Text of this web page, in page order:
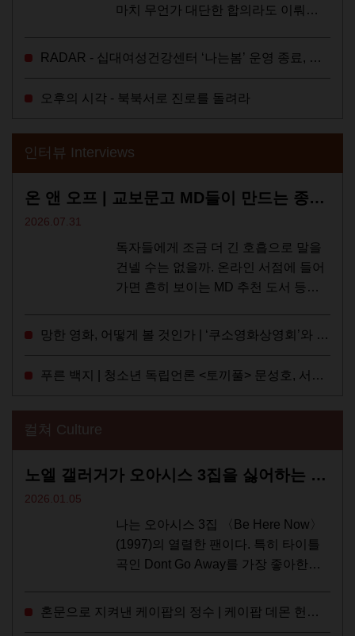
마치 무언가 대단한 합의라도 이뤄진
최저임금을 결정하는 심의기구인 최저
RADAR - 십대여성건강센터 ‘나는봄’ 운영 종료, 약자로부터 멀어지는 도시
오후의 시각 - 북북서로 진로를 돌려라
인터뷰 Interviews
온 앤 오프 | 교보문고 MD들이 만드는 종이 잡지 <어떤>
2026.07.31
독자들에게 조금 더 긴 호흡으로 말을
건넬 수는 없을까. 온라인 서점에 들어
가면 흔히 보이는 MD 추천 도서 등의
교보문고 MD들의 고민 끝에 세상 밖으
망한 영화, 어떻게 볼 것인가 | ‘쿠소영화상영회’와 ‘가자미’의 이야기
푸른 백지 | 청소년 독립언론 <토끼풀> 문성호, 서부건
컬쳐 Culture
노엘 갤러거가 오아시스 3집을 싫어하는 이유 | DEFINITELY MAYBE, AGAIN
2026.01.05
나는 오아시스 3집 〈Be Here Now〉
(1997)의 열렬한 팬이다. 특히 타이틀
곡인 Dont Go Away를 가장 좋아한다.
라이브·데모·부틀렉을 합쳐 3만 번 이
혼문으로 지켜낸 케이팝의 정수 | 케이팝 데몬 헌터스